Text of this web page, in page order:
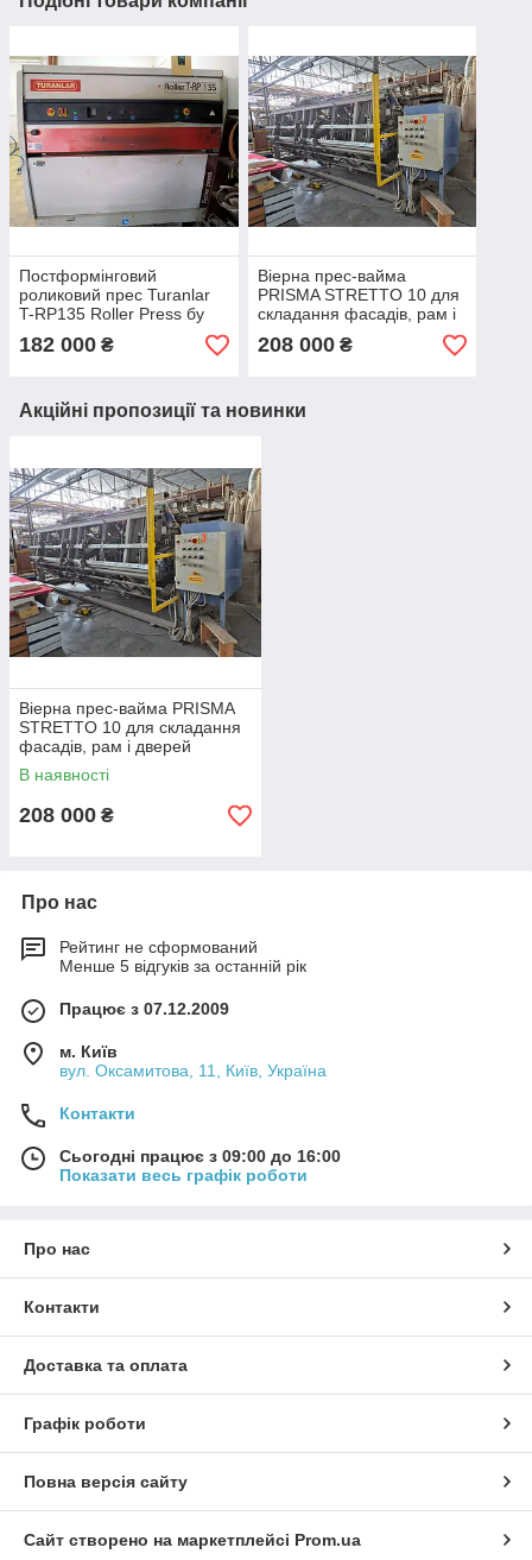
Постформінговий
роликовий прес Turanlar
T-RP135 Roller Press бу
182 000 ₴
Віерна прес-вайма
PRISMA STRETTO 10 для
складання фасадів, рам і
208 000₴
Акційні пропозиції та новинки
Віерна прес-вайма PRISMA
STRETTO 10 для складання
фасадів, рам і дверей
В наявності
208 000 ₴
Про нас
Рейтинг не сформований
Менше 5 відгуків за останній рік
Працює з 07.12.2009
м. Київ
вул. Оксамитова, 11, Київ, Україна
Контакти
Сьогодні працює з 09:00 до 16:00
Показати весь графік роботи
Про нас
Контакти
Доставка та оплата
Графік роботи
Повна версія сайту
Сайт створено на маркетплейсі Prom.ua